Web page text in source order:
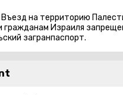
Въезд на территорию
гражданам Израиля
загранпаспорт.